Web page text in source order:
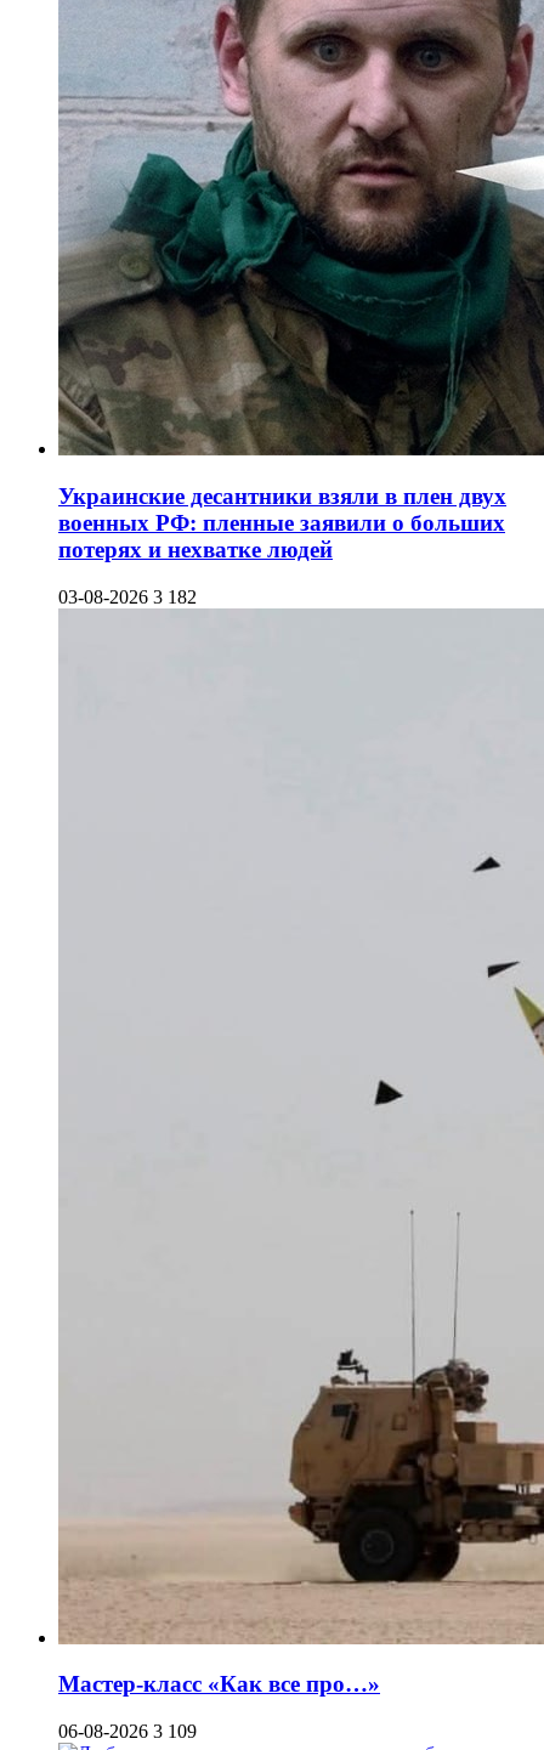
Украинские десантники взяли в плен двух
военных РФ: пленные заявили о больших
потерях и нехватке людей
03-08-2026 3 182
Мастер-класс «Как все про…»
06-08-2026 3 109